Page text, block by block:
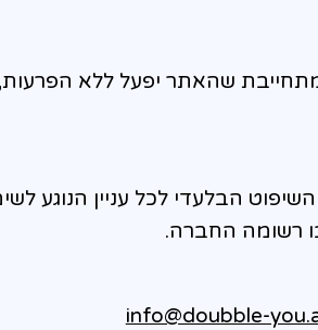
שהאתר יפעל ללא
הבלעדי לכל עניין הנוגע
רשומה החברה.
info@doubble-